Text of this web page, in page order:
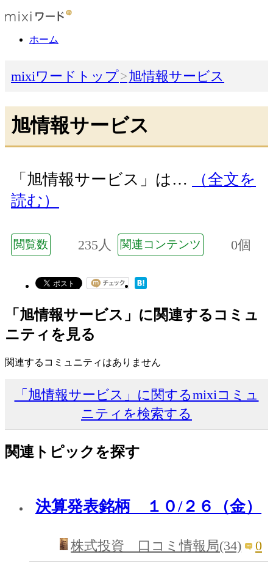
ホーム
mixiワードトップ 旭情報サービス
旭情報サービス
「旭情報サービス」は…
（全文を
読む）
閲覧数 235人 関連コンテンツ 0個
「旭情報サービス」に関連するコミュ
ニティを見る
関連するコミュニティはありません
「旭情報サービス」に関するmixiコミュ
ニティを検索する
関連トピックを探す
決算発表銘柄 １０/２６（金）
株式投資 口コミ情報局(34) 0